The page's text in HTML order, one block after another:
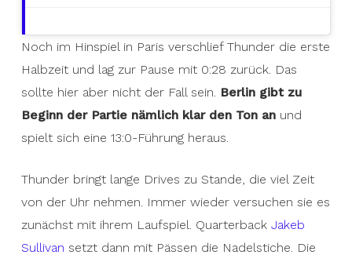
Noch im Hinspiel in Paris verschlief Thunder die erste
Halbzeit und lag zur Pause mit 0:28 zurück. Das
sollte hier aber nicht der Fall sein. Berlin gibt zu
Beginn der Partie nämlich klar den Ton anund
spielt sich eine 13:0-Führung heraus.
Thunder bringt lange Drives zu Stande, die viel Zeit
von der Uhr nehmen. Immer wieder versuchen sie es
zunächst mit ihrem Laufspiel. Quarterback Jakeb
Sullivan setzt dann mit Pässen die Nadelstiche. Die